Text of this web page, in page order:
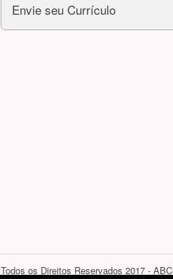
Envie seu Currículo
Todos os Direitos Reservados 2017 - ABC